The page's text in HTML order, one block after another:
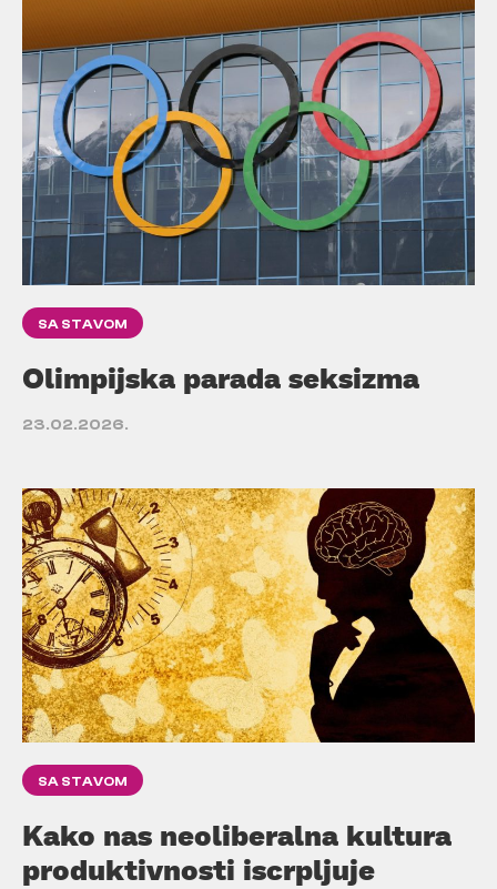
SA STAVOM
Olimpijska parada seksizma
23.02.2026.
SA STAVOM
Kako nas neoliberalna kultura
produktivnosti iscrpljuje